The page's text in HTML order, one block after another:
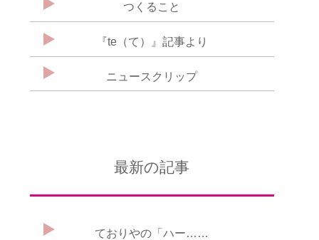
つくること
『te（て）』記事より
ニュースクリップ
最新の記事
ておりやの「ハー……